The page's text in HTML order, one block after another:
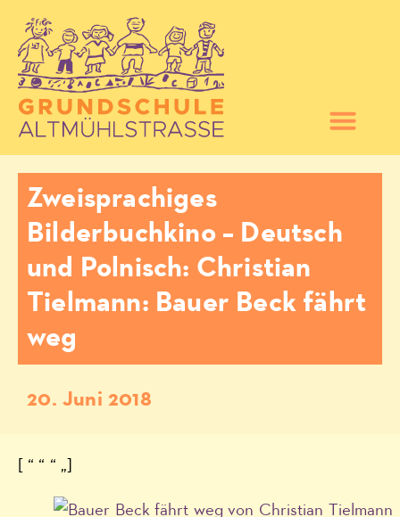
Zweisprachiges
Bilderbuchkino – Deutsch
und Polnisch: Christian
Tielmann: Bauer Beck fährt
weg
20. Juni 2018
[ “ “ “ „]